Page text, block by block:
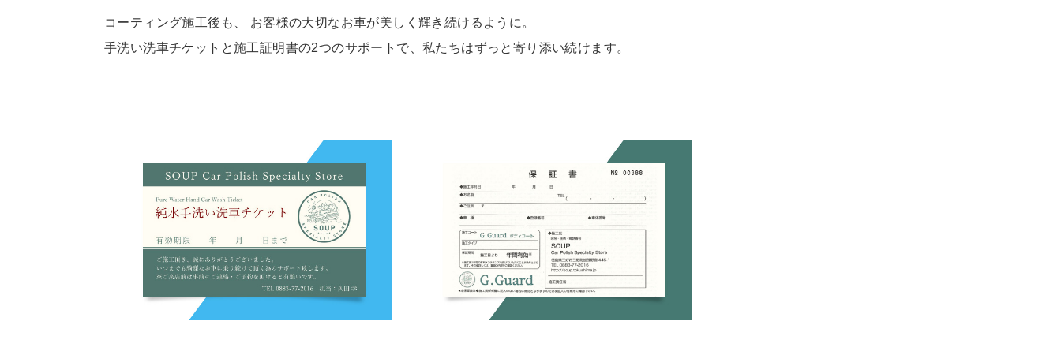
コーティング施工後も、
お客様の大切なお車が美しく輝き続けるように。
手洗い洗車チケットと施工証明書の2つのサポートで、私たちはずっと寄り添い続けます。